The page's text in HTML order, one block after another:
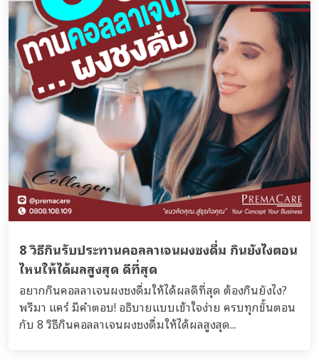
8 วิธีกินรับประทานคอลลาเจนผงชงดื่ม กินยังไงตอน
ไหนให้ได้ผลสูงสุด ดีที่สุด
อยากกินคอลลาเจนผงชงดื่มให้ได้ผลดีที่สุด ต้องกินยังไง?
พรีมา แคร์ มีคำตอบ! อธิบายแบบเข้าใจง่าย ครบทุกขั้นตอน
กับ 8 วิธีกินคอลลาเจนผงชงดื่มให้ได้ผลสูงสุด...